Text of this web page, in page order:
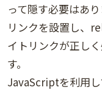
って隠す必要はあり
リンクを設置し、
イトリンクが正し
す。
JavaScriptを利用